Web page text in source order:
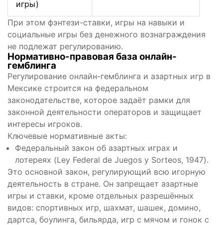
игры)
При этом фэнтези-ставки, игры на навыки и
социальные игры без денежного вознаграждения
не подлежат регулированию.
Нормативно-правовая база онлайн-
гемблинга
Регулирование онлайн-гемблинга и азартных игр в
Мексике строится на федеральном
законодательстве, которое задаёт рамки для
законной деятельности операторов и защищает
интересы игроков.
Ключевые нормативные акты:
Федеральный закон об азартных играх и
лотереях (Ley Federal de Juegos y Sorteos, 1947).
Это основной закон, регулирующий всю игорную
деятельность в стране. Он запрещает азартные
игры и ставки, кроме отдельных разрешённых
видов: спортивных игр, шахмат, шашек, домино,
дартса, боулинга, бильярда, игр с мячом и гонок с